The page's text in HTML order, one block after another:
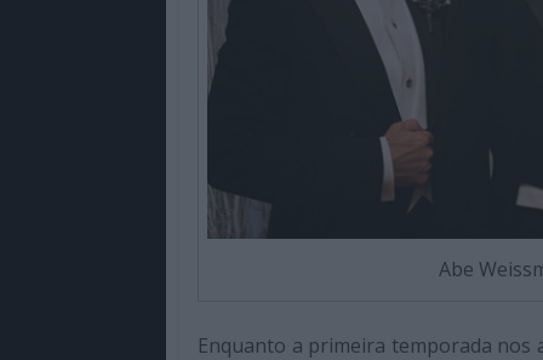
Abe
Enquanto a primeira temporada nos